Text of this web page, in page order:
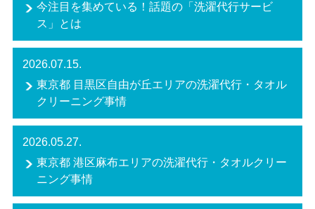
今注目を集めている！話題の「洗濯代行サービ
ス」とは
2026.07.15.
東京都 目黒区自由が丘エリアの洗濯代行・タオル
クリーニング事情
2026.05.27.
東京都 港区麻布エリアの洗濯代行・タオルクリー
ニング事情